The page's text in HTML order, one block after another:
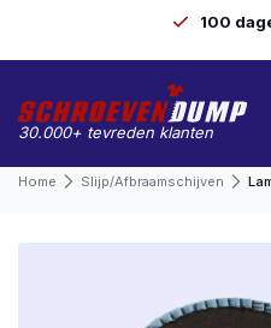
100
30.000+ tevreden klanten
Home Slijp/afbraamschijven